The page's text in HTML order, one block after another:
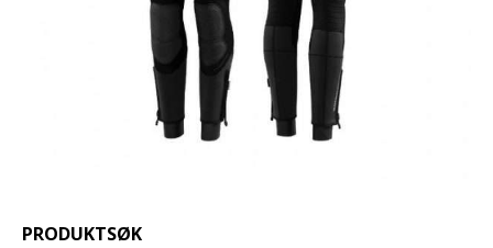
PRODUKTSØK